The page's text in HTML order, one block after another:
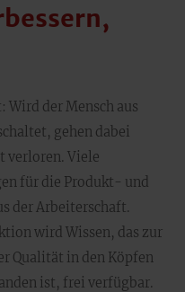
Wird der Mensch aus
gehen dabei
verloren. Viele
für die Produkt- und
der Arbeiterschaft.
wird Wissen, das zur
Qualität in den Köpfen
ist, frei verfügbar.